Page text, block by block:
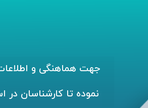
جهت هماهنگی و
نموده تا کارشناسان